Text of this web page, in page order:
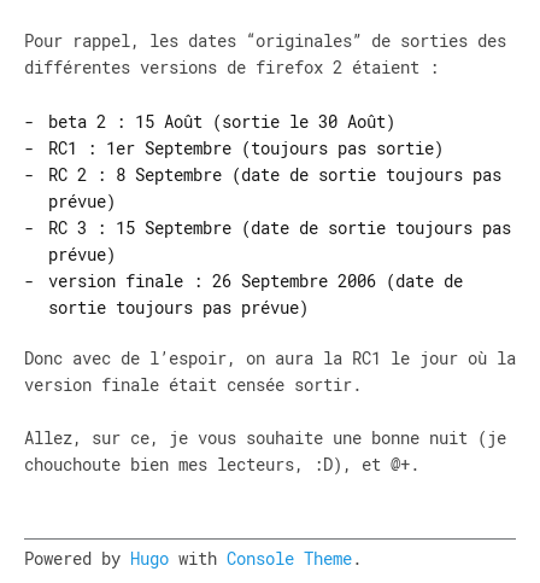
Pour rappel, les dates “originales” de sorties des
différentes versions de firefox 2 étaient :
beta 2 : 15 Août (sortie le 30 Août)
RC1 : 1er Septembre (toujours pas sortie)
RC 2 : 8 Septembre (date de sortie toujours pas
prévue)
RC 3 : 15 Septembre (date de sortie toujours pas
prévue)
version finale : 26 Septembre 2006 (date de
sortie toujours pas prévue)
Donc avec de l’espoir, on aura la RC1 le jour où la
version finale était censée sortir.
Allez, sur ce, je vous souhaite une bonne nuit (je
chouchoute bien mes lecteurs, :D), et @+.
Powered by Hugo with Console Theme.